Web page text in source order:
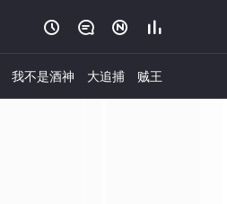
   
我不是酒神 大追捕 贼王